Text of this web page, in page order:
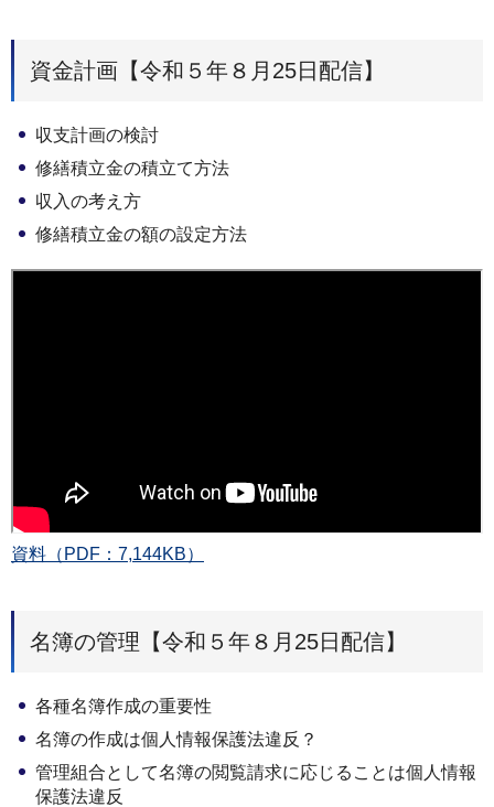
資金計画【令和５年８月25日配信】
収支計画の検討
修繕積立金の積立て方法
収入の考え方
修繕積立金の額の設定方法
資料（PDF：7,144KB）
名簿の管理【令和５年８月25日配信】
各種名簿作成の重要性
名簿の作成は個人情報保護法違反？
管理組合として名簿の閲覧請求に応じることは個人情報
保護法違反